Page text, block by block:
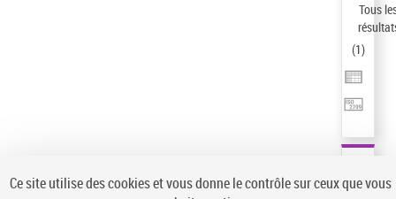
Tous
(1)
Ce site utilise des cookies et vous donne le contrôle sur ceux que vous